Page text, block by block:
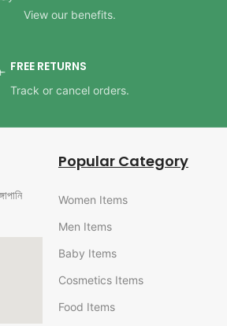
View our benefits.
FREE RETURNS
Track or cancel orders.
Popular Category
Women Items
Men Items
Baby Items
Cosmetics Items
Food Items